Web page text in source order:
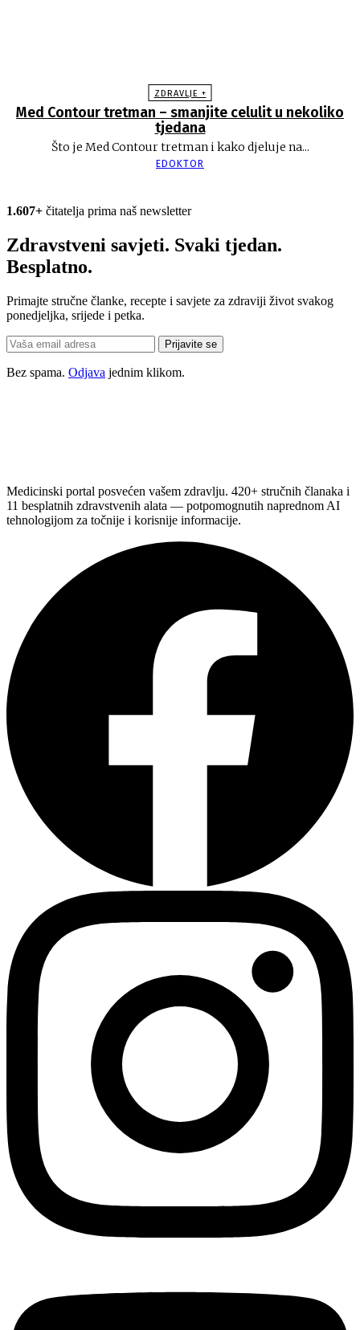
ZDRAVLJE +
Med Contour tretman – smanjite celulit u nekoliko
tjedana
Što je Med Contour tretman i kako djeluje na...
EDOKTOR
1.607+ čitatelja prima naš newsletter
Zdravstveni savjeti. Svaki tjedan.
Besplatno.
Primajte stručne članke, recepte i savjete za zdraviji život svakog
ponedjeljka, srijede i petka.
Prijavite se
Bez spama. Odjava jednim klikom.
Medicinski portal posvećen vašem zdravlju. 420+ stručnih članaka i
11 besplatnih zdravstvenih alata — potpomognutih naprednom AI
tehnologijom za točnije i korisnije informacije.